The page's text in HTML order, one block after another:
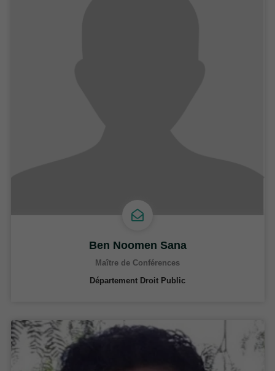
Ben Noomen Sana
Maître de Conférences
Département Droit Public